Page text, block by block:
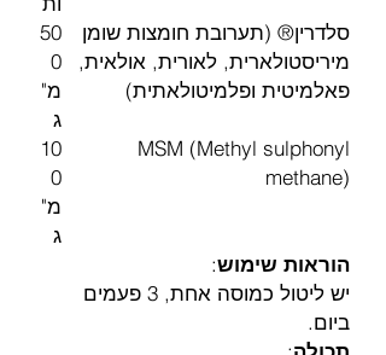
סלדרין® (תערובת חומצות שומן
מיריסטולארית, לאורית, אולאית,
פאלמיטית ופלמיטולאתית)
50
0
מ"
ג
MSM (Methyl sulphonyl
methane)
10
0
מ"
ג
הוראות שימוש:
יש ליטול כמוסה אחת, 3 פעמים
ביום.